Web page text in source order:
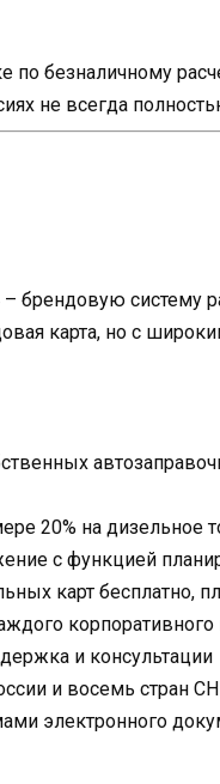
по безналичному
не всегда
брендовую систему
карта, но с
20% на дизельное
с функцией
карт бесплатно,
корпоративного
и консультации
и восемь стран
электронного